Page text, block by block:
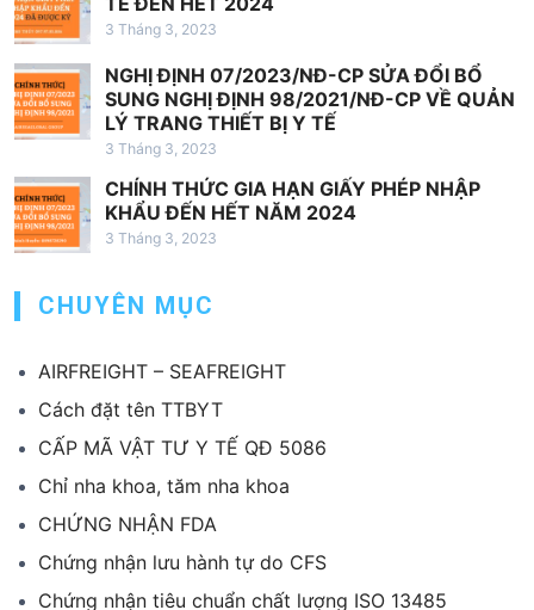
t
3 Tháng 3, 2023
NGHỊ ĐỊNH 07/2023/NĐ-CP SỬA ĐỔI BỔ
SUNG NGHỊ ĐỊNH 98/2021/NĐ-CP VỀ QUẢN
LÝ TRANG THIẾT BỊ Y TẾ
3 Tháng 3, 2023
CHÍNH THỨC GIA HẠN GIẤY PHÉP NHẬP
KHẨU ĐẾN HẾT NĂM 2024
3 Tháng 3, 2023
CHUYÊN MỤC
AIRFREIGHT – SEAFREIGHT
Cách đặt tên TTBYT
CẤP MÃ VẬT TƯ Y TẾ QĐ 5086
Chỉ nha khoa, tăm nha khoa
CHỨNG NHẬN FDA
Chứng nhận lưu hành tự do CFS
Chứng nhận tiêu chuẩn chất lượng ISO 13485